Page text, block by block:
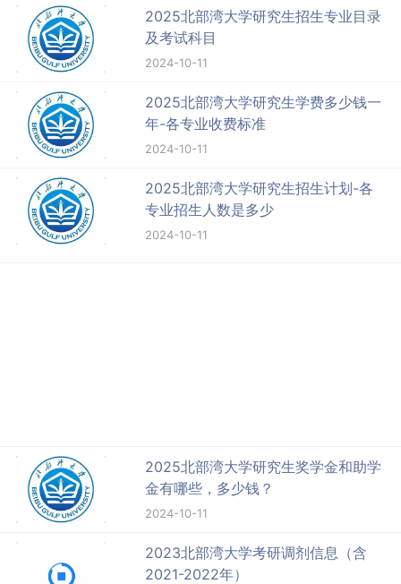
2025北部湾大学研究生招生专业目录
及考试科目
2024-10-11
2025北部湾大学研究生学费多少钱一
年-各专业收费标准
2024-10-11
2025北部湾大学研究生招生计划-各
专业招生人数是多少
2024-10-11
2025北部湾大学研究生奖学金和助学
金有哪些，多少钱？
2024-10-11
2023北部湾大学考研调剂信息（含
2021-2022年）